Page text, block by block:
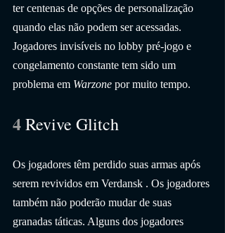
ter centenas de opções de personalização
quando elas não podem ser acessadas.
Jogadores invisíveis no lobby pré-jogo e
congelamento constante tem sido um
problema em Warzone por muito tempo.
4 Revive Glitch
Os jogadores têm perdido suas armas após
serem revividos em Verdansk . Os jogadores
também não poderão mudar de suas
granadas táticas. Alguns dos jogadores